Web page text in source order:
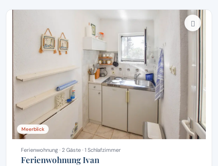
Meerblick
Ferienwohnung · 2 Gäste · 1 Schlafzimmer
Ferienwohnung Ivan